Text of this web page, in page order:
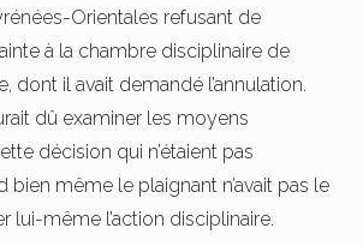
Orientales refusant de
à la chambre disciplinaire de
dont il avait demandé l’annulation.
dû examiner les moyens
décision qui n’étaient pas
bien même le plaignant n’avait pas le
lui-même l’action disciplinaire.